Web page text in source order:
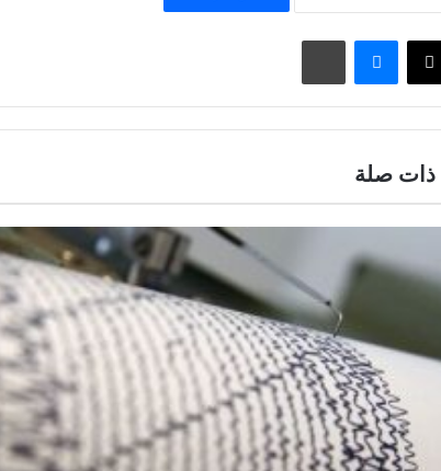
‫X ماسنجر مشاركة عبر البريد
ذات صلة